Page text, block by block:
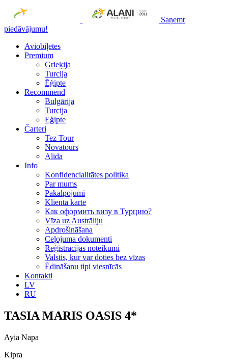
Saņemt
piedāvājumu!
Aviobiļetes
Premium
Grieķija
Turcija
Ēģipte
Recommend
Bulgārija
Turcija
Ēģipte
Čarteri
Tez Tour
Novatours
Alida
Info
Konfidencialitātes politika
Par mums
Рakalpojumi
Klienta karte
Как оформить визу в Турцию?
Vīza uz Austrāliju
Apdrošināšana
Ceļojuma dokumenti
Reģistrācijas noteikumi
Valstis, kur var doties bez vīzas
Ēdināšanu tipi viesnīcās
Kontakti
LV
RU
TASIA MARIS OASIS 4*
Ayia Napa
Kipra